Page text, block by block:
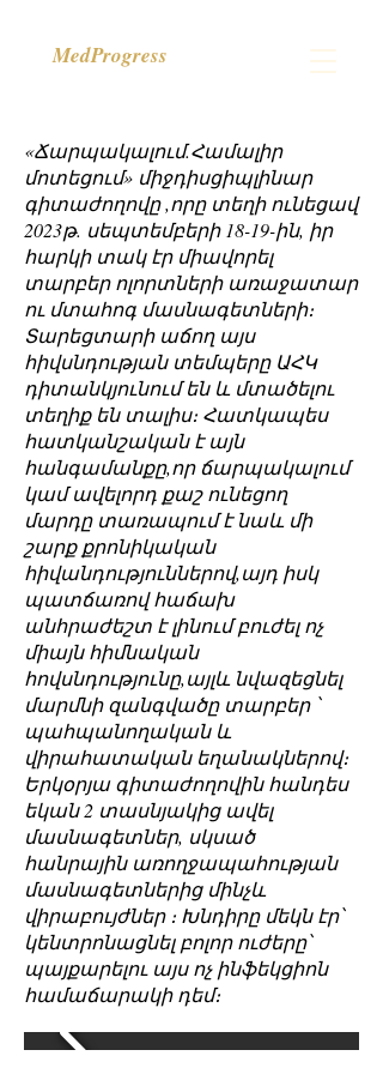
MedProgress
«Ճարպակալում.Համալիր
մոտեցում» միջդիսցիպլինար
գիտաժողովը ,որը տեղի ունեցավ
2023թ. սեպտեմբերի 18-19-ին, իր
հարկի տակ էր միավորել
տարբեր ոլորտների առաջատար
ու մտահոգ մասնագետների։
Տարեցտարի աճող այս
հիվսնդության տեմպերը ԱՀԿ
դիտանկյունում են և մտածելու
տեղիք են տալիս։ Հատկապես
հատկանշական է այն
հանգամանքը,որ ճարպակալում
կամ ավելորդ քաշ ունեցող
մարդը տառապում է նաև մի
շարք քրոնիկական
հիվանդություններով,այդ իսկ
պատճառով հաճախ
անհրաժեշտ է լինում բուժել ոչ
միայն հիմնական
հովսնդությունը,այլև նվազեցնել
մարմնի զանգվածը տարբեր ՝
պահպանողական և
վիրահատական եղանակներով։
Երկօրյա գիտաժողովին հանդես
եկան 2 տասնյակից ավել
մասնագետներ, սկսած
հանրային առողջապահության
մասնագետներից մինչև
վիրաբույժներ ։ Խնդիրը մեկն էր՝
կենտրոնացնել բոլոր ուժերը՝
պայքարելու այս ոչ ինֆեկցիոն
համաճարակի դեմ։